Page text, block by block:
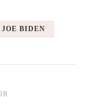
JOE BIDEN